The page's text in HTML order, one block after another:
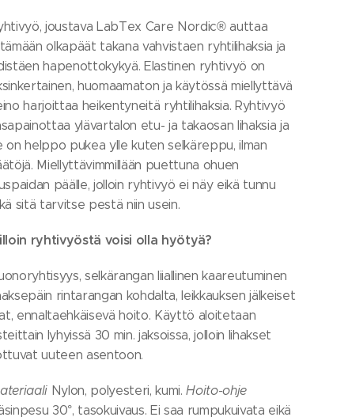
joustava LabTex Care Nordic® auttaa
olkapäät takana vahvistaen ryhtilihaksia ja
hapenottokykyä. Elastinen ryhtivyö on
huomaamaton ja käytössä miellyttävä
harjoittaa heikentyneitä ryhtilihaksia. Ryhtivyö
ylävartalon etu- ja takaosan lihaksia ja
on helppo pukea ylle kuten selkäreppu, ilman
Miellyttävimmillään puettuna ohuen
päälle, jolloin ryhtivyö ei näy eikä tunnu
sitä tarvitse pestä niin usein.
ryhtivyöstä voisi olla hyötyä?
selkärangan liiallinen kaareutuminen
rintarangan kohdalta, leikkauksen jälkeiset
ennaltaehkäisevä hoito. Käyttö aloitetaan
lyhyissä 30 min. jaksoissa, jolloin lihakset
uuteen asentoon.
Nylon, polyesteri, kumi.Hoito-ohje
30°, tasokuivaus. Ei saa rumpukuivata eikä